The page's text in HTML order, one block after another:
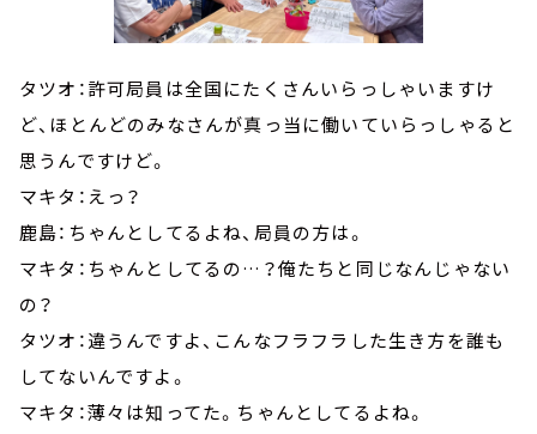
タツオ：許可局員は全国にたくさんいらっしゃいますけ
ど、ほとんどのみなさんが真っ当に働いていらっしゃると
思うんですけど。
マキタ：えっ？
鹿島：ちゃんとしてるよね、局員の方は。
マキタ：ちゃんとしてるの…？俺たちと同じなんじゃない
の？
タツオ：違うんですよ、こんなフラフラした生き方を誰も
してないんですよ。
マキタ：薄々は知ってた。ちゃんとしてるよね。